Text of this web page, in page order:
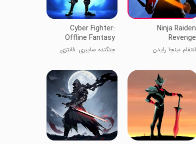
Ninja Raiden
Revenge
انتقام نینجا رایدن
Cyber Fighter:
Offline Fantasy
جنگنده سایبری: فانتزی